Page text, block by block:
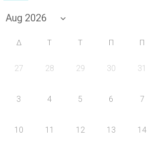
Δ Τ Τ Π Π
27 28 29 30 31
3 4 5 6 7
10 11 12 13 14